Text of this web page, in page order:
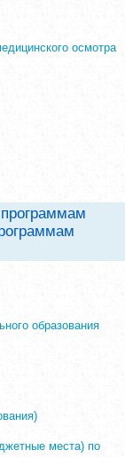
осмотра
образования
места) по